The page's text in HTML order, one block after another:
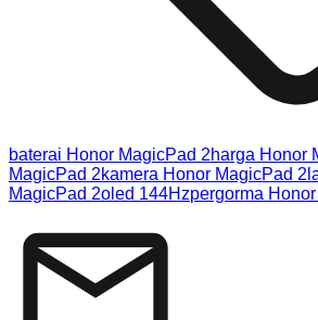
baterai Honor MagicPad 2harga Honor
MagicPad 2kamera Honor MagicPad 2
MagicPad 2oled 144Hzpergorma